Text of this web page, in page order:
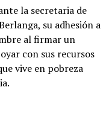
la secretaria de
su adhesión a
al firmar un
con sus recursos
vive en pobreza